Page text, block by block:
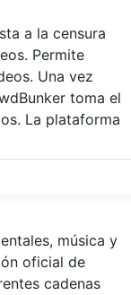
a la censura
Permite
Una vez
toma el
La plataforma
música y
oficial de
cadenas